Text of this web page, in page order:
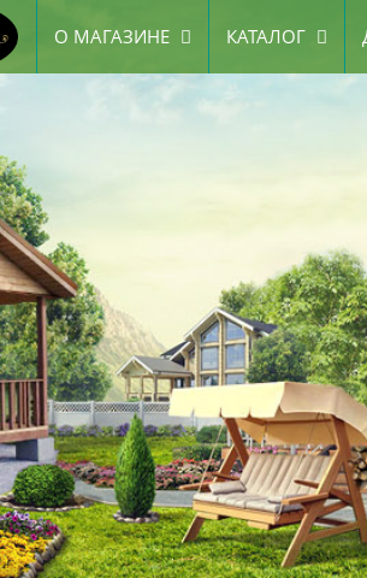
О МАГАЗИНЕ КАТАЛОГ